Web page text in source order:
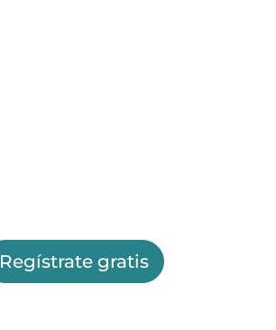
Regístrate gratis